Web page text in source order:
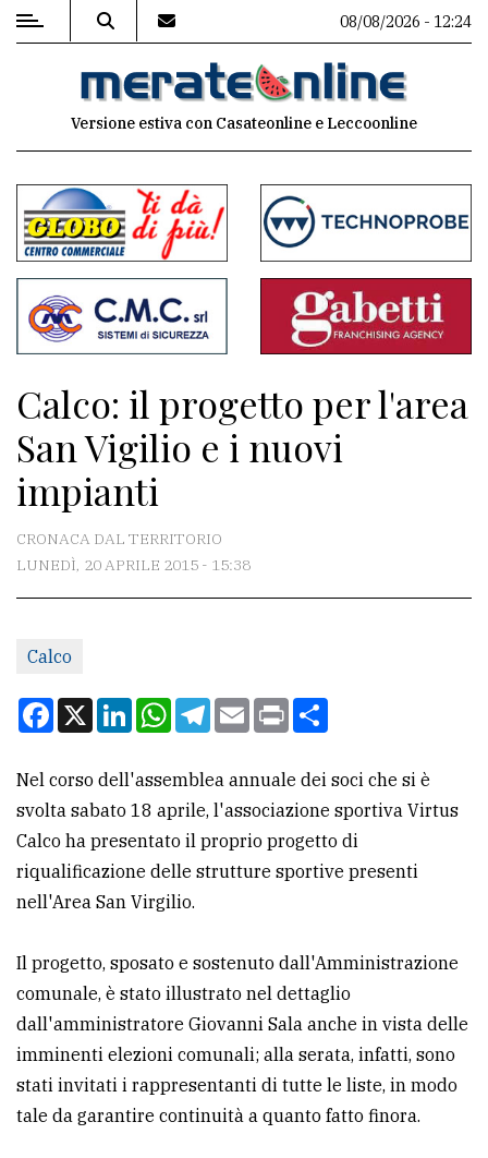
MENU
commenti
Contenuti
del
sito
Associazioni
Meteo
CONTATTI
Scrivici
Per
la
pubblicità
CERCA
Cerca
comune
Ricerca
avanzata
LE
08/08/2026 - 12:24
Versione estiva con Casateonline e Leccoonline
Calco: il progetto per l'area
San Vigilio e i nuovi
impianti
CRONACA DAL TERRITORIO
LUNEDÌ, 20 APRILE 2015 - 15:38
Calco
Facebook
X LinkedInWhatsApp
Telegram
EmailPrint
Nel corso dell'assemblea annuale dei soci che si è
svolta sabato 18 aprile, l'associazione sportiva Virtus
Calco ha presentato il proprio progetto di
riqualificazione delle strutture sportive presenti
nell'Area San Virgilio.
Il progetto, sposato e sostenuto dall'Amministrazione
comunale, è stato illustrato nel dettaglio
dall'amministratore Giovanni Sala anche in vista delle
imminenti elezioni comunali; alla serata, infatti, sono
stati invitati i rappresentanti di tutte le liste, in modo
tale da garantire continuità a quanto fatto finora.